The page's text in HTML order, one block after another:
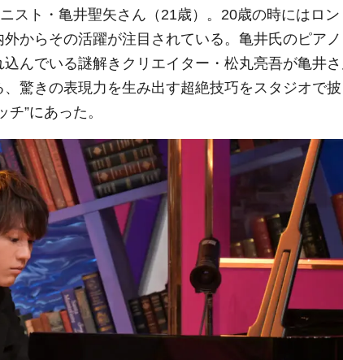
スト・亀井聖矢さん（21歳）。20歳の時にはロン
からその活躍が注目されている。亀井氏のピアノ
んでいる謎解きクリエイター・松丸亮吾が亀井
驚きの表現力を生み出す超絶技巧をスタジオで披
”にあった。